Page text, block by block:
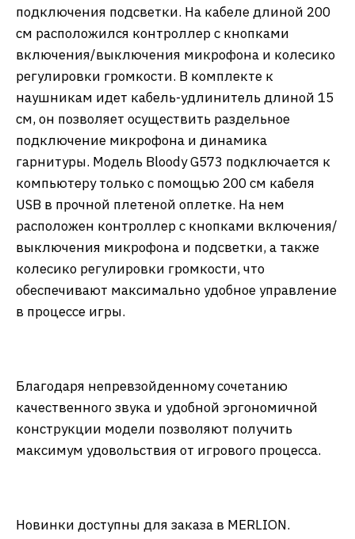
подключения подсветки. На кабеле длиной 200
см расположился контроллер с кнопками
включения/выключения микрофона и колесико
регулировки громкости. В комплекте к
наушникам идет кабель-удлинитель длиной 15
см, он позволяет осуществить раздельное
подключение микрофона и динамика
гарнитуры. Модель Bloody G573 подключается к
компьютеру только с помощью 200 см кабеля
USB в прочной плетеной оплетке. На нем
расположен контроллер с кнопками включения/
выключения микрофона и подсветки, а также
колесико регулировки громкости, что
обеспечивают максимально удобное управление
в процессе игры.
Благодаря непревзойденному сочетанию
качественного звука и удобной эргономичной
конструкции модели позволяют получить
максимум удовольствия от игрового процесса.
Новинки доступны для заказа в MERLION.